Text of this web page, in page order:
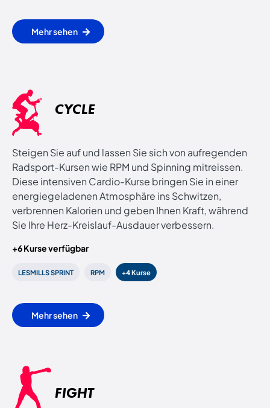
Mehr sehen
CYCLE
Steigen Sie auf und lassen Sie sich von aufregenden
Radsport-Kursen wie RPM und Spinning mitreissen.
Diese intensiven Cardio-Kurse bringen Sie in einer
energiegeladenen Atmosphäre ins Schwitzen,
verbrennen Kalorien und geben Ihnen Kraft, während
Sie Ihre Herz-Kreislauf-Ausdauer verbessern.
+6 Kurse verfügbar
LESMILLS SPRINT RPM +4 Kurse
Mehr sehen
FIGHT